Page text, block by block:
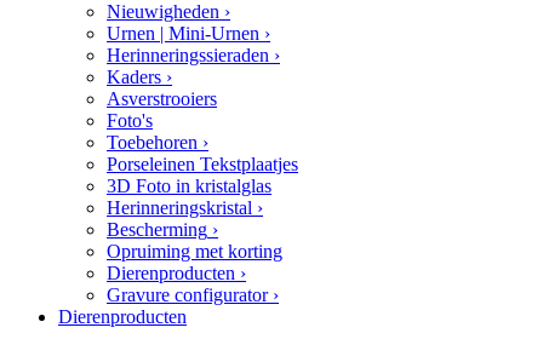
Nieuwigheden ›
Urnen | Mini-Urnen ›
Herinneringssieraden ›
Kaders ›
Asverstrooiers
Foto's
Toebehoren ›
Porseleinen Tekstplaatjes
3D Foto in kristalglas
Herinneringskristal ›
Bescherming ›
Opruiming met korting
Dierenproducten ›
Gravure configurator ›
Dierenproducten